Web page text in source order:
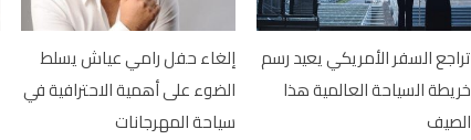
تراجع السفر الأمريكي يعيد رسم
خريطة السياحة العالمية هذا
الصيف
إلغاء حفل رامي عياش يسلط
الضوء على أهمية الاحترافية في
سياحة المهرجانات